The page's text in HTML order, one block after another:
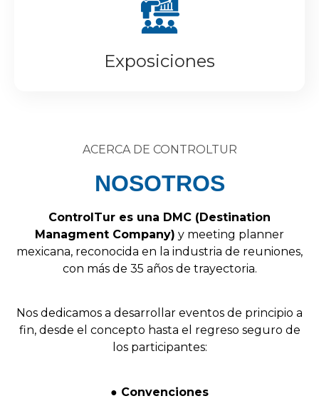
Exposiciones
ACERCA DE CONTROLTUR
NOSOTROS
ControlTur es una DMC (Destination
Managment Company) y meeting planner
mexicana, reconocida en la industria de reuniones,
con más de 35 años de trayectoria.
Nos dedicamos a desarrollar eventos de principio a
fin, desde el concepto hasta el regreso seguro de
los participantes:
● Convenciones